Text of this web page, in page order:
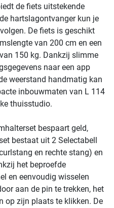
de fiets uitstekende
hartslagontvanger kun je
De fiets is geschikt
van 200 cm en een
150 kg. Dankzij slimme
naar een app
weerstand handmatig kan
inbouwmaten van L 114
thuisstudio.
bespaart geld,
bestaat uit 2 Selectabell
en rechte stang) en
het beproefde
en eenvoudig wisselen
aan de pin te trekken, het
op zijn plaats te klikken. De